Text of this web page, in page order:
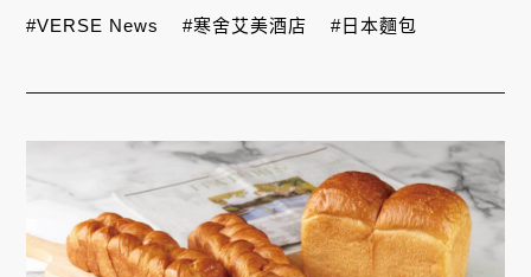
#VERSE News #寒舍艾美酒店 #日本麵包